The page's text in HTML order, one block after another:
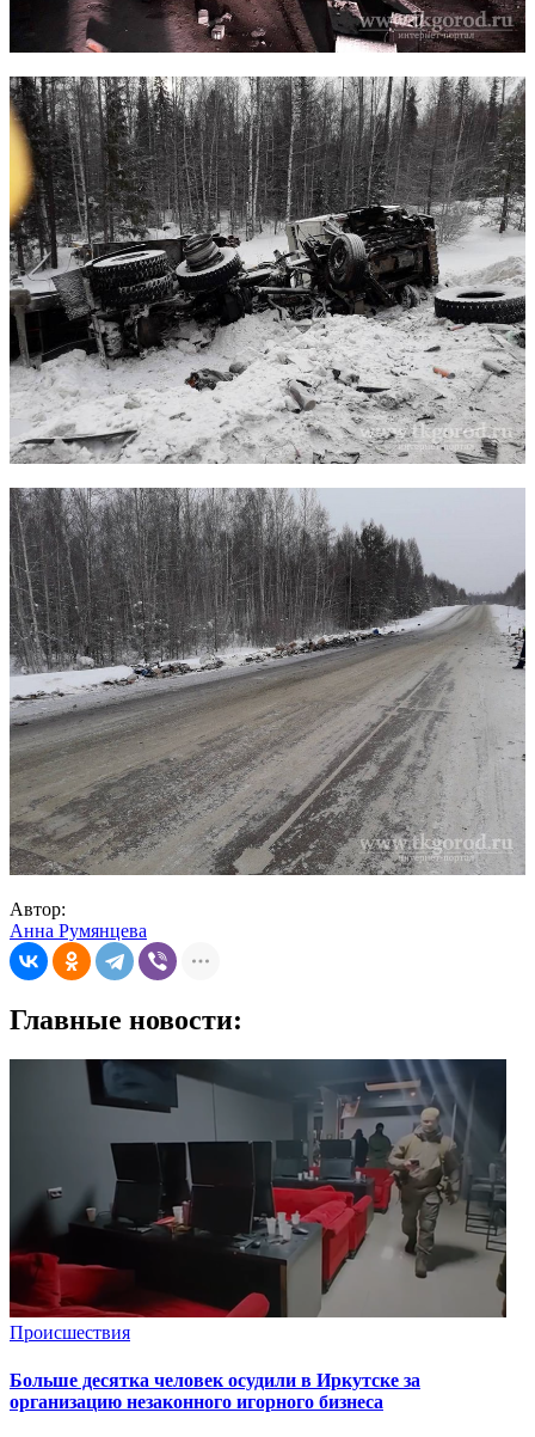
Автор:
Анна Румянцева
Главные новости:
Происшествия
Больше десятка человек осудили в Иркутске за
организацию незаконного игорного бизнеса